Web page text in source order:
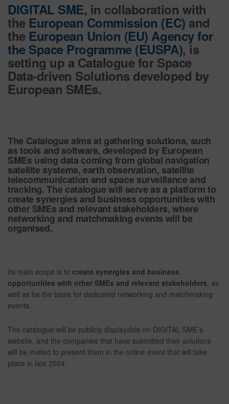
DIGITAL SME, in collaboration with
the European Commission (EC) and
the European Union (EU) Agency for
the Space Programme (EUSPA), is
setting up a Catalogue for Space
Data-driven Solutions developed by
European SMEs.
The Catalogue aims at gathering solutions, such
as tools and software, developed by European
SMEs using data coming from global navigation
satellite systems, earth observation, satellite
telecommunication and space surveillance and
tracking. The catalogue will serve as a platform to
create synergies and business opportunities with
other SMEs and relevant stakeholders, where
networking and matchmaking events will be
organised.
Its main scope is to create synergies and business
opportunities with other SMEs and relevant stakeholders, as
well as be the basis for dedicated networking and matchmaking
events.
The catalogue will be publicly displayable on DIGITAL SME’s
website, and the companies that have submitted their solutions
will be invited to present them in the online event that will take
place in late 2024.